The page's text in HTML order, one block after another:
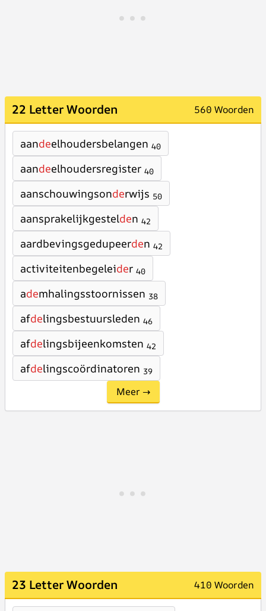
22 Letter Woorden 560 Woorden
aandeelhoudersbelangen 40
aandeelhoudersregister 40
aanschouwingsonderwijs 50
aansprakelijkgestelden 42
aardbevingsgedupeerden 42
activiteitenbegeleider 40
ademhalingsstoornissen 38
afdelingsbestuursleden 46
afdelingsbijeenkomsten 42
afdelingscoördinatoren 39
Meer →
23 Letter Woorden 410 Woorden